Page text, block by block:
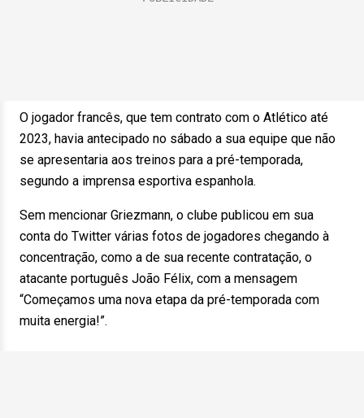
O jogador francês, que tem contrato com o Atlético até
2023, havia antecipado no sábado a sua equipe que não
se apresentaria aos treinos para a pré-temporada,
segundo a imprensa esportiva espanhola.
Sem mencionar Griezmann, o clube publicou em sua
conta do Twitter várias fotos de jogadores chegando à
concentração, como a de sua recente contratação, o
atacante português João Félix, com a mensagem
“Começamos uma nova etapa da pré-temporada com
muita energia!”.